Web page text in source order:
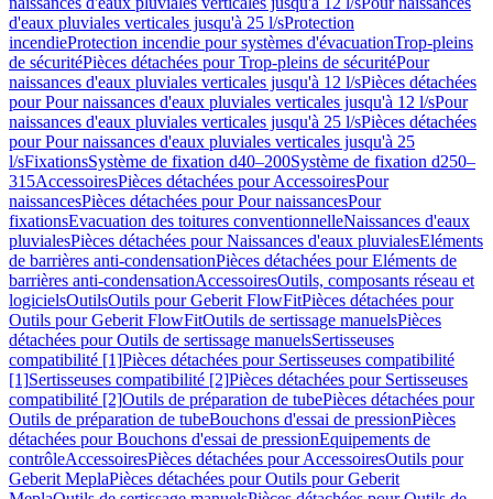
d'eaux pluviales verticales jusqu'à 25 l/sProtection
incendieProtection incendie pour systèmes d'évacuationTrop-pleins
de sécuritéPièces détachées pour Trop-pleins de sécuritéPour
naissances d'eaux pluviales verticales jusqu'à 12 l/sPièces détachées
pour Pour naissances d'eaux pluviales verticales jusqu'à 12 l/sPour
naissances d'eaux pluviales verticales jusqu'à 25 l/sPièces détachées
pour Pour naissances d'eaux pluviales verticales jusqu'à 25
l/sFixationsSystème de fixation d40–200Système de fixation d250–
315AccessoiresPièces détachées pour AccessoiresPour
naissancesPièces détachées pour Pour naissancesPour
fixationsEvacuation des toitures conventionnelleNaissances d'eaux
pluvialesPièces détachées pour Naissances d'eaux pluvialesEléments
de barrières anti-condensationPièces détachées pour Eléments de
barrières anti-condensationAccessoiresOutils, composants réseau et
logicielsOutilsOutils pour Geberit FlowFitPièces détachées pour
Outils pour Geberit FlowFitOutils de sertissage manuelsPièces
détachées pour Outils de sertissage manuelsSertisseuses
compatibilité [1]Pièces détachées pour Sertisseuses compatibilité
[1]Sertisseuses compatibilité [2]Pièces détachées pour Sertisseuses
compatibilité [2]Outils de préparation de tubePièces détachées pour
Outils de préparation de tubeBouchons d'essai de pressionPièces
détachées pour Bouchons d'essai de pressionEquipements de
contrôleAccessoiresPièces détachées pour AccessoiresOutils pour
Geberit MeplaPièces détachées pour Outils pour Geberit